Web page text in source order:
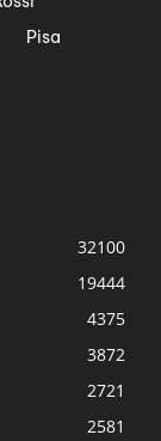
Pisa
32100
19444
4375
3872
2721
2581